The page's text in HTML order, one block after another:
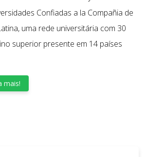
Confiadas a la Compañia de
uma rede universitária com 30
superior presente em 14 países
mais!